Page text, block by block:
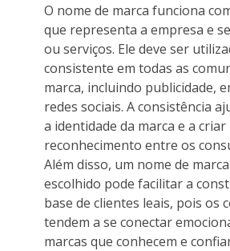
O nome de marca funciona
que representa a empresa e
ou serviços. Ele deve ser
consistente em todas as
marca, incluindo publicidade,
redes sociais. A consistência
a identidade da marca e a criar
reconhecimento entre os
Além disso, um nome de
escolhido pode facilitar a
base de clientes leais, pois os
tendem a se conectar
marcas que conhecem e